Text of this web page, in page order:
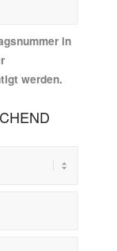
in
werden.